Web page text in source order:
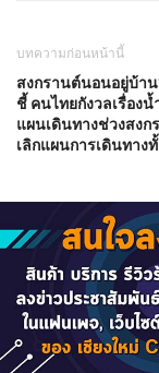
บทความก่อนหน้านี้
สงกรานต์นอนอยู่บ้า
ชี้ คนไทยกังวลเรื่อง
แผนเดินทางช่วงสงก
เลิกแผนการเดินทาง